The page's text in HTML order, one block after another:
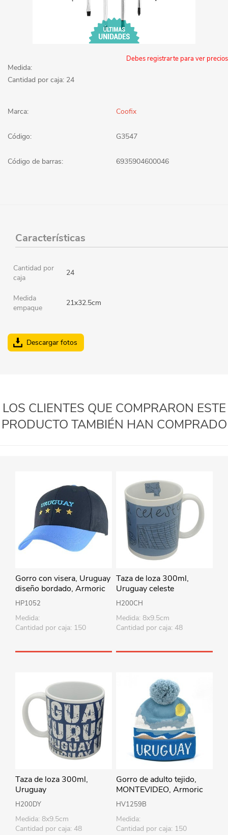
Debes registrarte para ver precios
Medida:
Cantidad por caja: 24
Marca: Coofix
Código: G3547
Código de barras: 6935904600046
Características
Cantidad por
caja
24
Medida
empaque
21x32.5cm
Descargar fotos
LOS CLIENTES QUE COMPRARON ESTE
PRODUCTO TAMBIÉN HAN COMPRADO
Gorro con visera, Uruguay
diseño bordado, Armoric
HP1052
Medida:
Cantidad por caja: 150
Taza de loza 300ml,
Uruguay celeste
H200CH
Medida: 8x9.5cm
Cantidad por caja: 48
Taza de loza 300ml,
Uruguay
H200DY
Medida: 8x9.5cm
Cantidad por caja: 48
Gorro de adulto tejido,
MONTEVIDEO, Armoric
HV1259B
Medida:
Cantidad por caja: 150